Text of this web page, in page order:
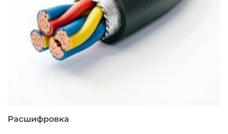
Расшифровка